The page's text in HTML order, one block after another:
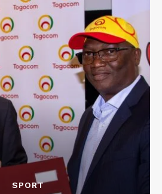
SPORT